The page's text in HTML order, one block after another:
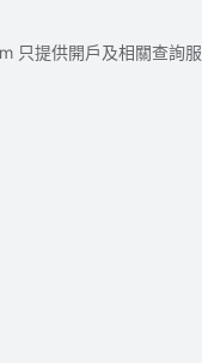
只提供開戶及相關查詢服